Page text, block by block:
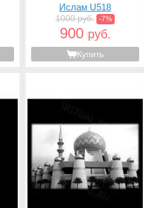
Ислам U518
1000 руб. -7%
900 руб.
Купить